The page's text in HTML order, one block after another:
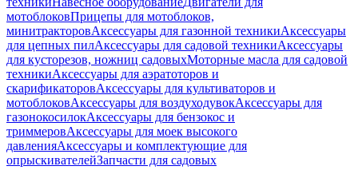
мотоблоковПрицепы для мотоблоков,
минитракторовАксессуары для газонной техникиАксессуары
для цепных пилАксессуары для садовой техникиАксессуары
для кусторезов, ножниц садовыхМоторные масла для садовой
техникиАксессуары для аэратоторов и
скарификаторовАксессуары для культиваторов и
мотоблоковАксессуары для воздуходувокАксессуары для
газонокосилокАксессуары для бензокос и
триммеровАксессуары для моек высокого
давленияАксессуары и комплектующие для
опрыскивателейЗапчасти для садовых